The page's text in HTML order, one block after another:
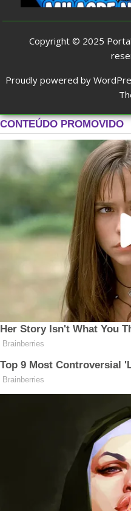
Copyright © 2025
Proudly powered by